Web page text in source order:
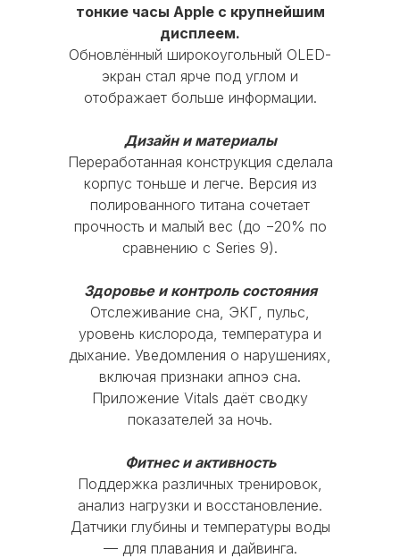
тонкие часы Apple с крупнейшим
дисплеем.
Обновлённый широкоугольный OLED-
экран стал ярче под углом и
отображает больше информации.
Дизайн и материалы
Переработанная конструкция сделала
корпус тоньше и легче. Версия из
полированного титана сочетает
прочность и малый вес (до −20% по
сравнению с Series 9).
Здоровье и контроль состояния
Отслеживание сна, ЭКГ, пульс,
уровень кислорода, температура и
дыхание. Уведомления о нарушениях,
включая признаки апноэ сна.
Приложение Vitals даёт сводку
показателей за ночь.
Фитнес и активность
Поддержка различных тренировок,
анализ нагрузки и восстановление.
Датчики глубины и температуры воды
— для плавания и дайвинга.
Оформить Trade-in
Оставшуюся сумму можно доплатить
картой, наличными или оформить в
кредит
Устройство должно быть полностью в
рабочем состоянии, без
и экрана, с работающими
функциональными кнопками и без
следов от контакта с жидкостью
Используйте скидку при покупке
новой модели iPhone, iPad, Apple
Отдайте устройство в мгновенную
диагностику
Главное меню
MOBI-GEEK
AirPods
MacBook
Доставка и Самовывоз
Гарантия
Оплата
Блог
Пн-Чт с 10:00 до 20:00
Время работы:
+7(926)998-08-87